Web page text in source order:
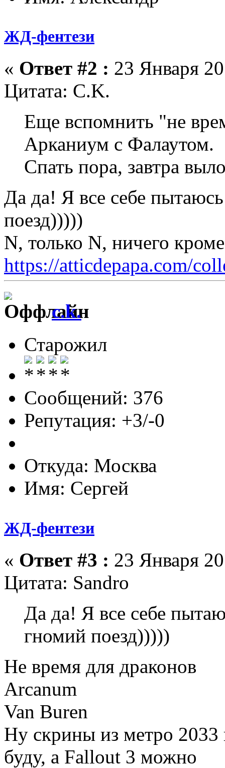
ЖД-фентези
« Ответ #2 : 23 Января
Цитата: C.K.
Еще вспомнить "не
Арканиум с Фалаутом.
Спать пора, завтра
Да да! Я все себе
поезд)))))
N, только N, ничего
https://atticdepapa.com/
c.k.
Старожил
Сообщений: 376
Репутация: +3/-0
Откуда: Москва
Имя: Сергей
ЖД-фентези
« Ответ #3 : 23 Января
Цитата: Sandro
Да да! Я все себе
гномий поезд)))))
Не время для драконов
Arcanum
Van Buren
Ну скрины из метро 2033
буду, а Fallout 3 можно